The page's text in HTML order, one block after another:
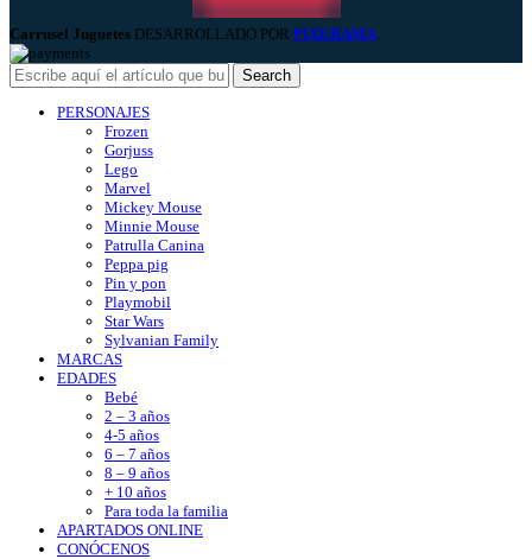
Carrusel Juguetes DESARROLLADO POR PIXERAMA
Search
PERSONAJES
Frozen
Gorjuss
Lego
Marvel
Mickey Mouse
Minnie Mouse
Patrulla Canina
Peppa pig
Pin y pon
Playmobil
Star Wars
Sylvanian Family
MARCAS
EDADES
Bebé
2 – 3 años
4-5 años
6 – 7 años
8 – 9 años
+ 10 años
Para toda la familia
APARTADOS ONLINE
CONÓCENOS